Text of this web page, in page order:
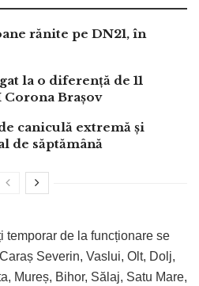
rănite pe DN21, în
la o diferență de 11
Brașov
caniculă extremă și
de săptămână
temporar de la funcționare se
Severin, Vaslui, Olt, Dolj,
Mureș, Bihor, Sălaj, Satu Mare,